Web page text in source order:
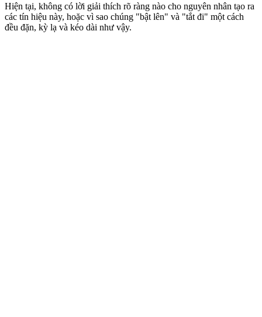
Hiện tại, không có lời giải thích rõ ràng nào cho nguyên nhân tạo ra
các tín hiệu này, hoặc vì sao chúng "bật lên" và "tắt đi" một cách
đều đặn, kỳ lạ và kéo dài như vậy.